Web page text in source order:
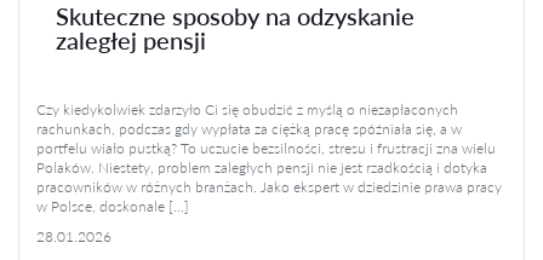
Skuteczne sposoby na odzyskanie
zaległej pensji
Czy kiedykolwiek zdarzyło Ci się obudzić z myślą o niezapłaconych
rachunkach, podczas gdy wypłata za ciężką pracę spóźniała się, a w
portfelu wiało pustką? To uczucie bezsilności, stresu i frustracji zna wielu
Polaków. Niestety, problem zaległych pensji nie jest rzadkością i dotyka
pracowników w różnych branżach. Jako ekspert w dziedzinie prawa pracy
w Polsce, doskonale […]
28.01.2026